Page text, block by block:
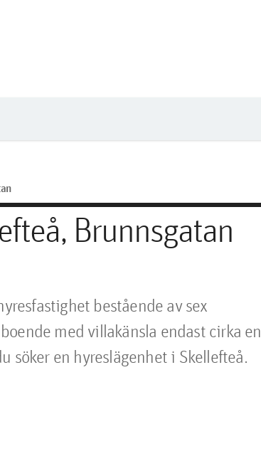
Brunnsgatan
bestående av sex
med villakänsla endast cirka en
söker en hyreslägenhet i Skellefteå.